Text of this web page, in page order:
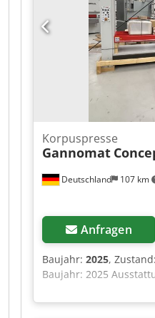
Deutschland 107 km
Korpuspresse
Gannomat
Anfragen
Baujahr: 2025, Zustand:
Baujahr: 2025
Daten: komplett in
Stabiler,